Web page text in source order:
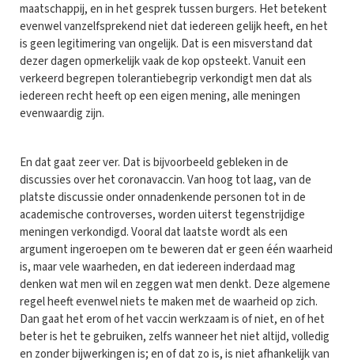
maatschappij, en in het gesprek tussen burgers. Het betekent
evenwel vanzelfsprekend niet dat iedereen gelijk heeft, en het
is geen legitimering van ongelijk. Dat is een misverstand dat
dezer dagen opmerkelijk vaak de kop opsteekt. Vanuit een
verkeerd begrepen tolerantiebegrip verkondigt men dat als
iedereen recht heeft op een eigen mening, alle meningen
evenwaardig zijn.
En dat gaat zeer ver. Dat is bijvoorbeeld gebleken in de
discussies over het coronavaccin. Van hoog tot laag, van de
platste discussie onder onnadenkende personen tot in de
academische controverses, worden uiterst tegenstrijdige
meningen verkondigd. Vooral dat laatste wordt als een
argument ingeroepen om te beweren dat er geen één waarheid
is, maar vele waarheden, en dat iedereen inderdaad mag
denken wat men wil en zeggen wat men denkt. Deze algemene
regel heeft evenwel niets te maken met de waarheid op zich.
Dan gaat het erom of het vaccin werkzaam is of niet, en of het
beter is het te gebruiken, zelfs wanneer het niet altijd, volledig
en zonder bijwerkingen is; en of dat zo is, is niet afhankelijk van